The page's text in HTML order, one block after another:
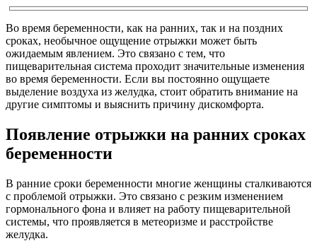
Во время беременности, как на ранних, так и на поздних
сроках, необычное ощущение отрыжки может быть
ожидаемым явлением. Это связано с тем, что
пищеварительная система проходит значительные изменения
во время беременности. Если вы постоянно ощущаете
выделение воздуха из желудка, стоит обратить внимание на
другие симптомы и выяснить причину дискомфорта.
Появление отрыжки на ранних сроках
беременности
В ранние сроки беременности многие женщины сталкиваются
с проблемой отрыжки. Это связано с резким изменением
гормонального фона и влияет на работу пищеварительной
системы, что проявляется в метеоризме и расстройстве
желудка.